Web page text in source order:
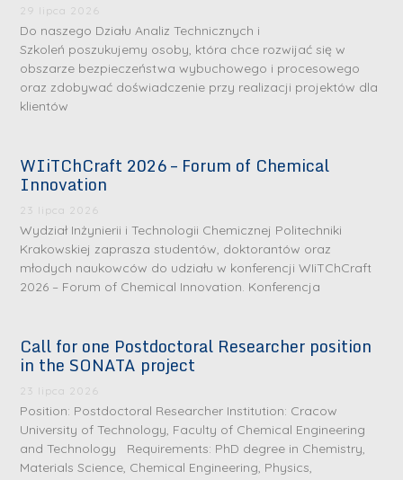
29 lipca 2026
Do naszego Działu Analiz Technicznych i
Szkoleń poszukujemy osoby, która chce rozwijać się w
obszarze bezpieczeństwa wybuchowego i procesowego
oraz zdobywać doświadczenie przy realizacji projektów dla
klientów
WIiTChCraft 2026 – Forum of Chemical
Innovation
23 lipca 2026
Wydział Inżynierii i Technologii Chemicznej Politechniki
Krakowskiej zaprasza studentów, doktorantów oraz
młodych naukowców do udziału w konferencji WIiTChCraft
2026 – Forum of Chemical Innovation. Konferencja
Call for one Postdoctoral Researcher position
in the SONATA project
23 lipca 2026
Position: Postdoctoral Researcher Institution: Cracow
University of Technology, Faculty of Chemical Engineering
and Technology Requirements: PhD degree in Chemistry,
Materials Science, Chemical Engineering, Physics,